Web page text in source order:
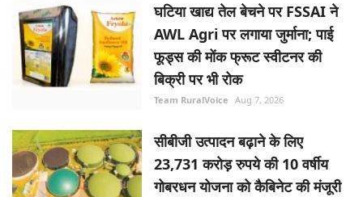
घटिया खाद्य तेल बेचने पर FSSAI ने
AWL Agri पर लगाया जुर्माना; पाई
फूड्स की मोंक फ्रूट स्वीटनर की
बिक्री पर भी रोक
Team RuralVoice Aug 7, 2026
सीबीजी उत्पादन बढ़ाने के लिए
23,731 करोड़ रुपये की 10 वर्षीय
गोबरधन योजना को कैबिनेट की मंजूरी